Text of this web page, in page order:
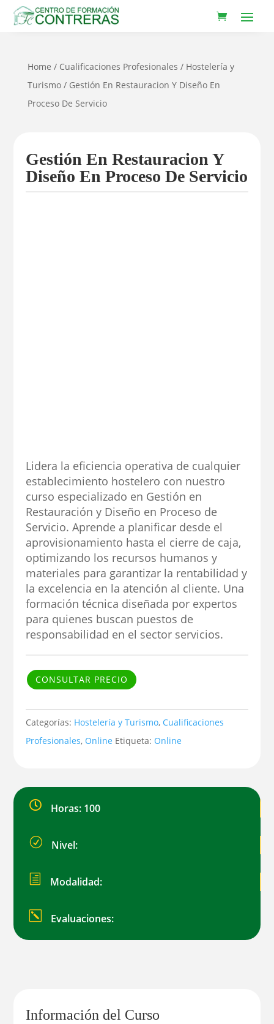
Home / Cualificaciones Profesionales / Hostelería y
Turismo/ Gestión En Restauracion Y Diseño En
Proceso De Servicio
Gestión En Restauracion Y
Diseño En Proceso De Servicio
Lidera la eficiencia operativa de cualquier
establecimiento hostelero con nuestro
curso especializado en Gestión en
Restauración y Diseño en Proceso de
Servicio. Aprende a planificar desde el
aprovisionamiento hasta el cierre de caja,
optimizando los recursos humanos y
materiales para garantizar la rentabilidad y
la excelencia en la atención al cliente. Una
formación técnica diseñada por expertos
para quienes buscan puestos de
responsabilidad en el sector servicios.
CONSULTAR PRECIO
Categorías: Hostelería y Turismo, Cualificaciones
Profesionales, Online Etiqueta: Online
 Horas: 100
R Nivel:
h Modalidad:
k Evaluaciones:
Información del Curso